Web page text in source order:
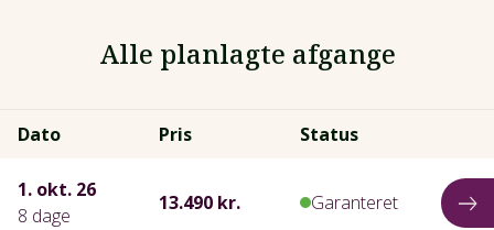
Alle planlagte afgange
Dato Pris Status
1. okt. 26
8 dage
13.490 kr. Garanteret